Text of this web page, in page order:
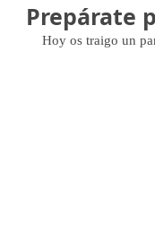
Prepárate
Hoy os traigo un